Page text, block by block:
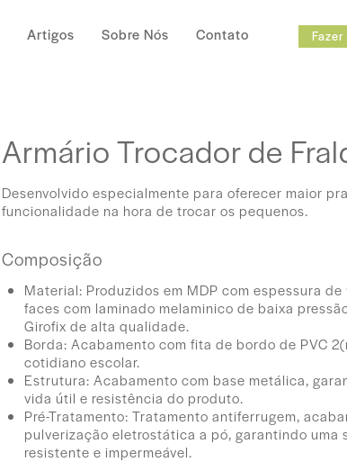
Artigos Sobre Nós Contato
Armário Trocador de
Desenvolvido especialmente para oferecer maior
funcionalidade na hora de trocar os pequenos.
Composição
Material: Produzidos em MDP com espessura
faces com laminado melaminico de baixa
Girofix de alta qualidade.
Borda: Acabamento com fita de bordo de PVC
cotidiano escolar.
Estrutura: Acabamento com base metálica,
vida útil e resistência do produto.
Pré-Tratamento: Tratamento antiferrugem,
pulverização eletrostática a pó, garantindo uma
resistente e impermeável.